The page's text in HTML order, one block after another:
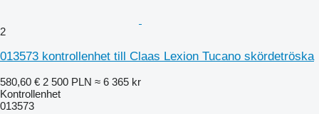
2
013573 kontrollenhet till Claas Lexion Tucano skördetröska
580,60 € 2 500 PLN ≈ 6 365 kr
Kontrollenhet
013573